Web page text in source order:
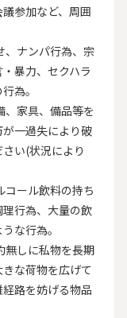
参加など、周囲
、ナンパ行為、宗
暴力、セクハラ
為。
、家具、備品等を
一過失により破
い(状況により
コール飲料の持ち
行為、大量の飲
な行為。
無しに私物を長期
な荷物を広げて
路を妨げる物品